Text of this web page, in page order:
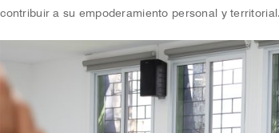
contribuir a su empoderamiento personal y territorial.